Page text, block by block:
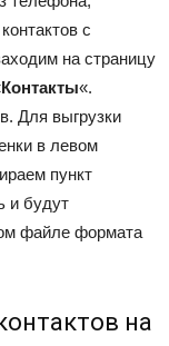
с
на страницу
Контакты«.
Для выгрузки
в левом
пункт
и будут
файле формата
на